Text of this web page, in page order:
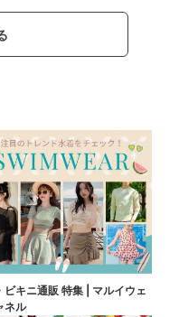
ビキニ通販 特集 | マルイウェ
ネル